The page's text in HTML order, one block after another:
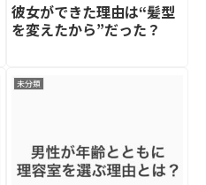
彼女ができた理由は“髪型
を変えたから”だった？
未分類